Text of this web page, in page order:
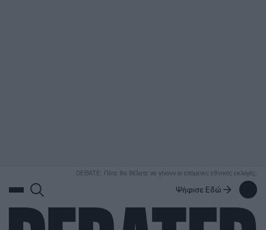
DEBATE: Πότε θα θέλατε να γίνουν οι επόμενες εθνικές εκλογές;
Ψήφισε Εδώ